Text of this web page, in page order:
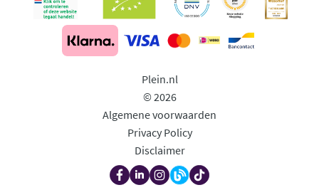
Plein.nl
© 2026
Algemene voorwaarden
Privacy Policy
Disclaimer